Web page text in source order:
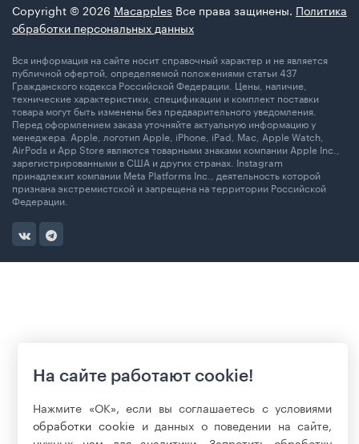
Copyright © 2026 Macapples Все права защинены. Политика
обработки персональных данных
Вся информация на сайте носит справочный характер и не является
публичной офертой, определяемой положениями статьи 437
Гражданского кодекса Российской Федерации. Цены, наличие,
технические характеристики, спецификации и комплект поставки
товара могут быть изменены без предварительного уведомления.
Перед оформлением заказа уточняйте актуальную информацию у
менеджера. Apple, логотип Apple, iPhone, iPad, Mac, Apple Watch,
AirPods и App Store являются товарными знаками компании Apple Inc.,
зарегистрированными в США и других странах. Instagram
принадлежит компании Meta Platforms Inc., деятельность которой
признана экстремистской и запрещена на территории Российской
Федерации.
На сайте работают cookie!
Нажмите «ОК», если вы соглашаетесь с условиями
обработки cookie и данных о поведении на сайте,